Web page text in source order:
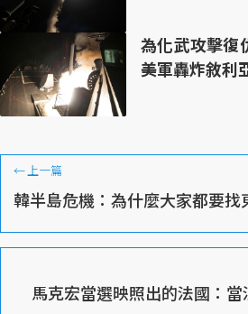
為化武攻擊復
美軍轟炸敘利
←上一篇
韓半島危機：為什麼大家都要找
馬克宏當選映照出的法國：